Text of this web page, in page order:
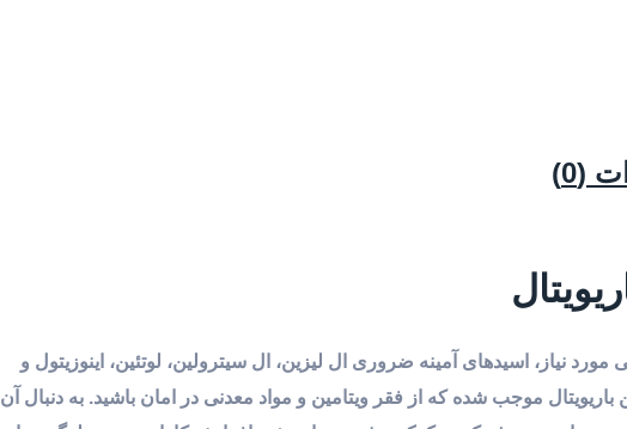
(0)
باریویتال حاوی 12 ویتامین، 8 ماده معدنی مورد نیاز، اسیدهای آمینه ضروری ال لیزین، ال سیترولین، لوتئین، اینوزیتول و
موجب شده که از فقر ویتامین و مواد معدنی در امان باشید. به دنبال آن